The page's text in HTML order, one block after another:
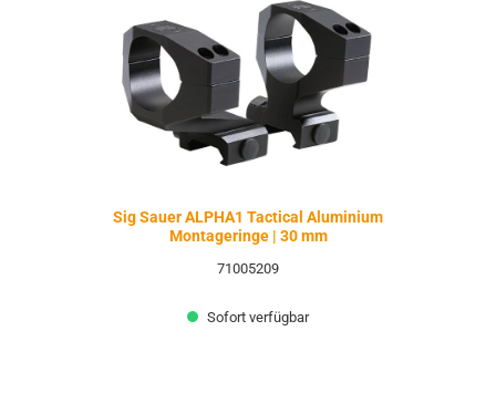
Sig Sauer ALPHA1 Tactical Aluminium
Montageringe | 30 mm
71005209
Sofort verfügbar